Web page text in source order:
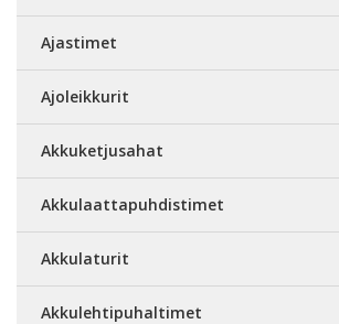
Ajastimet
Ajoleikkurit
Akkuketjusahat
Akkulaattapuhdistimet
Akkulaturit
Akkulehtipuhaltimet